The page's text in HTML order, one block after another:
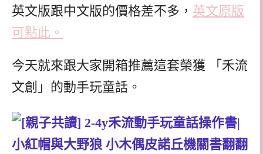
英文版跟中文版的價格差不多， 英文原版
可點此。
今天就來跟大家開箱推薦這套榮獲 「禾流
文創」的動手玩童話。